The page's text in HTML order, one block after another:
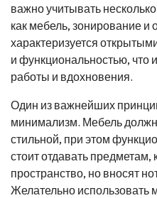
важно учитывать
как мебель, зонирование
характеризуется
и функциональностью, что
работы и вдохновения.
Один из важнейших
минимализм. Мебель
стильной, при этом
стоит отдавать
пространство, но вносят
Желательно использовать